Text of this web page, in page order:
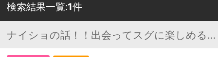
検索結果一覧:1件
ナイショの話！！出会ってスグに楽しめる話